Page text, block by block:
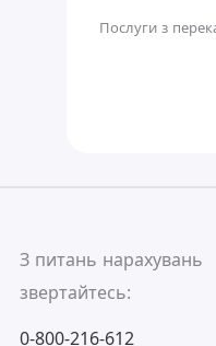
Послуги з
З питань нарахувань
звертайтесь:
0-800-216-612